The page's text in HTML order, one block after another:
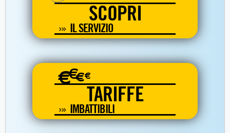
SCOPRI
IL SERVIZIO
€€€€
TARIFFE
IMBATTIBILI